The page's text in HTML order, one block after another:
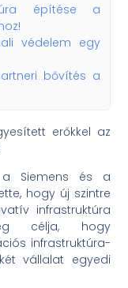
építése a
védelem egy
bővítés a
erőkkel az
Siemens és a
hogy új szintre
infrastruktúra
célja, hogy
infrastruktúra-
vállalat egyedi